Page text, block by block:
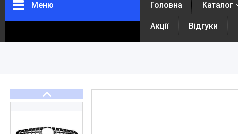
Меню
Повернення та обмін
Головна Каталог
Акції Відгуки